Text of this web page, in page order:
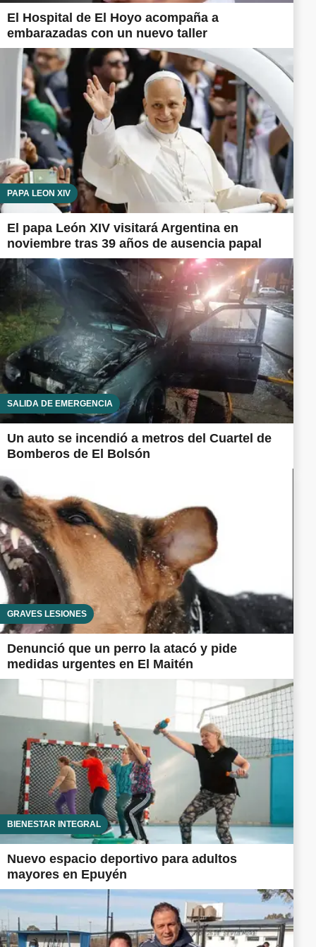
El Hospital de El Hoyo acompaña a
embarazadas con un nuevo taller
PAPA LEÓN XIV
El papa León XIV visitará Argentina en
noviembre tras 39 años de ausencia papal
SALIDA DE EMERGENCIA
Un auto se incendió a metros del Cuartel de
Bomberos de El Bolsón
GRAVES LESIONES
Denunció que un perro la atacó y pide
medidas urgentes en El Maitén
BIENESTAR INTEGRAL
Nuevo espacio deportivo para adultos
mayores en Epuyén